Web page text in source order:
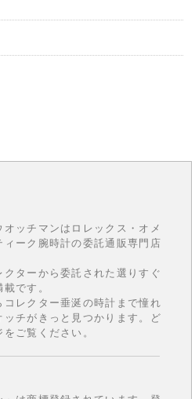
ッチマンはロレックス・オメ
ーク腕時計の委託通販専門店
ターから委託された選りすぐ
です。
レクター垂涎の時計まで憧れ
チがきっと見つかります。ど
ご覧ください。